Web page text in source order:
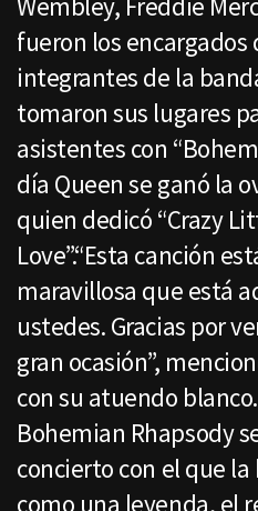
fueron los encargados
integrantes de la
tomaron sus lugares
asistentes con
día Queen se ganó la
quien dedicó “Crazy
Love”.“Esta canción
maravillosa que está
ustedes. Gracias por
gran ocasión”,
con su atuendo
Bohemian Rhapsody
concierto con el que
como una leyenda, el